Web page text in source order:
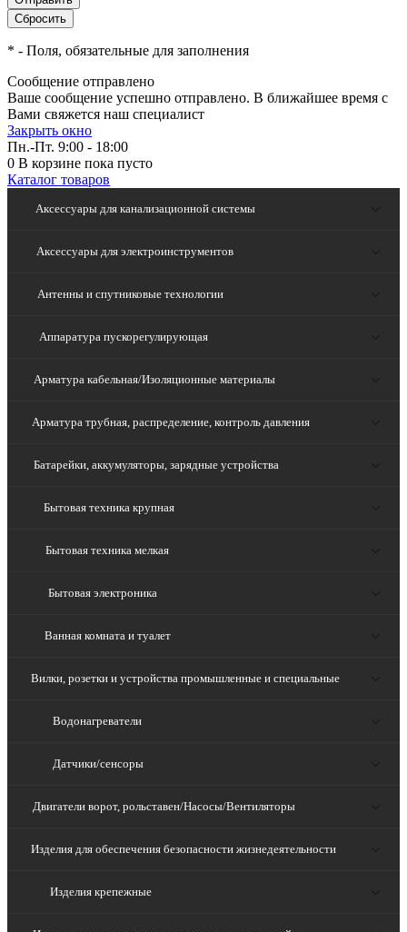
* - Поля, обязательные для заполнения
Сообщение отправлено
Ваше сообщение успешно отправлено. В ближайшее время с
Вами свяжется наш специалист
Закрыть окно
Пн.-Пт. 9:00 - 18:00
0 В корзине пока пусто
Каталог товаров
Аксессуары для канализационной системы
Аксессуары для электроинструментов
Антенны и спутниковые технологии
Аппаратура пускорегулирующая
Арматура кабельная/Изоляционные материалы
Арматура трубная, распределение, контроль давления
Батарейки, аккумуляторы, зарядные устройства
Бытовая техника крупная
Бытовая техника мелкая
Бытовая электроника
Ванная комната и туалет
Вилки, розетки и устройства промышленные и специальные
Водонагреватели
Датчики/сенсоры
Двигатели ворот, рольставен/Насосы/Вентиляторы
Изделия для обеспечения безопасности жизнедеятельности
Изделия крепежные